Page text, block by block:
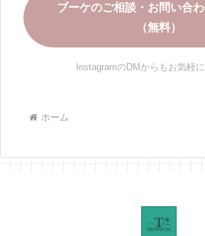
ブーケのご相談・お問い合
（無料）
InstagramのDMからもお気軽に
ホーム